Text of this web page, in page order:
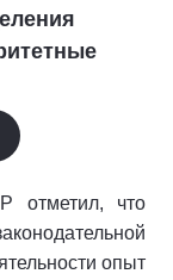
отметил, что
опыт